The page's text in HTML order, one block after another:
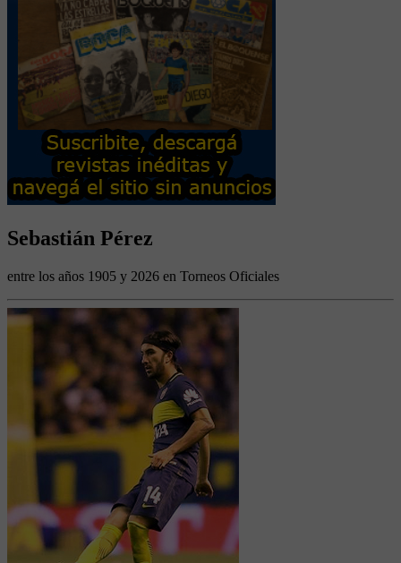
Sebastián Pérez
entre los años 1905 y 2026 en Torneos Oficiales